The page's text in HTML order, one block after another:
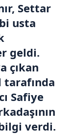
, Settar
usta
geldi.
çıkan
Safiye
verdi.